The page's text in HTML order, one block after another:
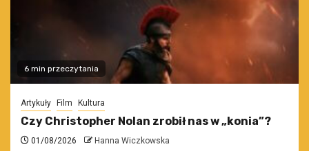
6 min przeczytania
Artykuły Film Kultura
Czy Christopher Nolan zrobił nas w „konia”?
01/08/2026 Hanna Wiczkowska